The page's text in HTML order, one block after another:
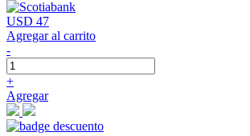
USD 47
Agregar al carrito
-
+
Agregar